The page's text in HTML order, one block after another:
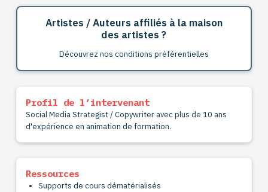
Artistes / Auteurs affiliés à la maison
des artistes ?
Découvrez nos conditions préférentielles
Profil de l’intervenant
Social Media Strategist / Copywriter avec plus de 10 ans
d'expérience en animation de formation.
Ressources
Supports de cours dématérialisés